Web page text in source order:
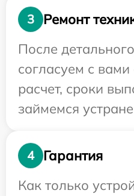
3
Ремонт
После
согласуем с
расчет, сроки
займемся
4
Гарантия
Как только